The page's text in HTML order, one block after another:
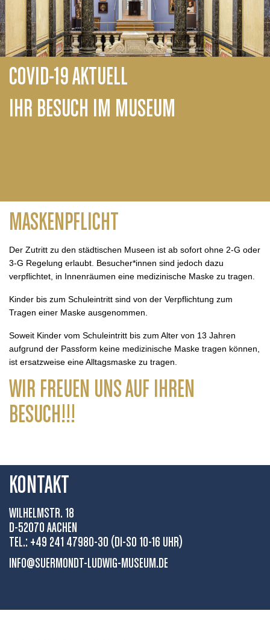
COVID-19 AKTUELL
IHR BESUCH IM MUSEUM
MASKENPFLICHT
Der Zutritt zu den städtischen Museen ist ab sofort ohne 2-G oder
3-G Regelung erlaubt. Besucher*innen sind jedoch dazu
verpflichtet, in Innenräumen eine medizinische Maske zu tragen.
Kinder bis zum Schuleintritt sind von der Verpflichtung zum
Tragen einer Maske ausgenommen.
Soweit Kinder vom Schuleintritt bis zum Alter von 13 Jahren
aufgrund der Passform keine medizinische Maske tragen können,
ist ersatzweise eine Alltagsmaske zu tragen.
WIR FREUEN UNS AUF IHREN
BESUCH!!!
KONTAKT
WILHELMSTR. 18
D-52070 AACHEN
TEL.: +49 241 47980-30 (DI-SO 10-16 UHR)
INFO@SUERMONDT-LUDWIG-MUSEUM.DE